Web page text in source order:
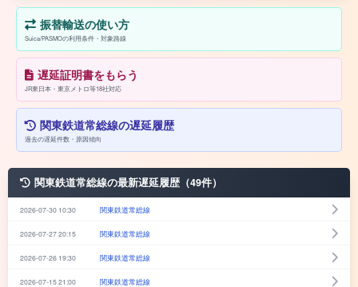
振替輸送の使い方
Suica/PASMOの利用条件・対象路線
遅延証明書をもらう
JR東日本・東京メトロ等18社対応
関東鉄道常総線の遅延履歴
過去の遅延件数・原因傾向
関東鉄道常総線の最新遅延履歴（49件）
2026-07-30 10:30 関東鉄道常総線
2026-07-27 20:15 関東鉄道常総線
2026-07-26 19:30 関東鉄道常総線
2026-07-15 21:00 関東鉄道常総線